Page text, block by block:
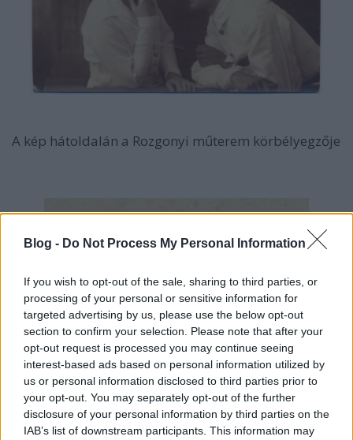
Blog - Do Not Process My Personal Information
If you wish to opt-out of the sale, sharing to third parties, or
processing of your personal or sensitive information for
targeted advertising by us, please use the below opt-out
section to confirm your selection. Please note that after your
opt-out request is processed you may continue seeing
interest-based ads based on personal information utilized by
us or personal information disclosed to third parties prior to
your opt-out. You may separately opt-out of the further
disclosure of your personal information by third parties on the
IAB’s list of downstream participants. This information may
A kép hátoldalán a Rozgonyi műterem körbélyegzője